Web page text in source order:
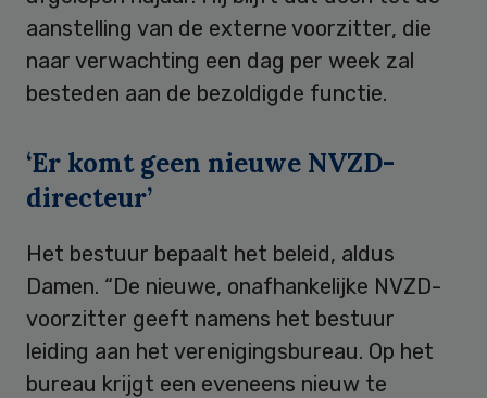
aanstelling van de externe voorzitter, die
naar verwachting een dag per week zal
besteden aan de bezoldigde functie.
‘Er komt geen nieuwe NVZD-
directeur’
Het bestuur bepaalt het beleid, aldus
Damen. “De nieuwe, onafhankelijke NVZD-
voorzitter geeft namens het bestuur
leiding aan het verenigingsbureau. Op het
bureau krijgt een eveneens nieuw te